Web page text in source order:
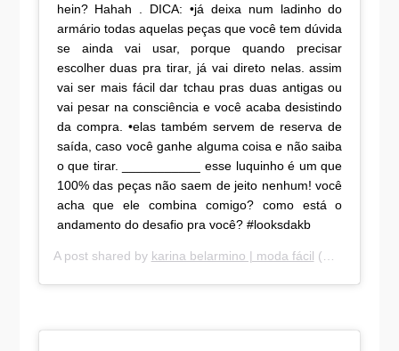
hein? Hahah . DICA: •já deixa num ladinho do
armário todas aquelas peças que você tem dúvida
se ainda vai usar, porque quando precisar
escolher duas pra tirar, já vai direto nelas. assim
vai ser mais fácil dar tchau pras duas antigas ou
vai pesar na consciência e você acaba desistindo
da compra. •elas também servem de reserva de
saída, caso você ganhe alguma coisa e não saiba
o que tirar. ___________ esse luquinho é um que
100% das peças não saem de jeito nenhum! você
acha que ele combina comigo? como está o
andamento do desafio pra você? #looksdakb
A post shared by karina belarmino | moda fácil (@karinabelarmino) on